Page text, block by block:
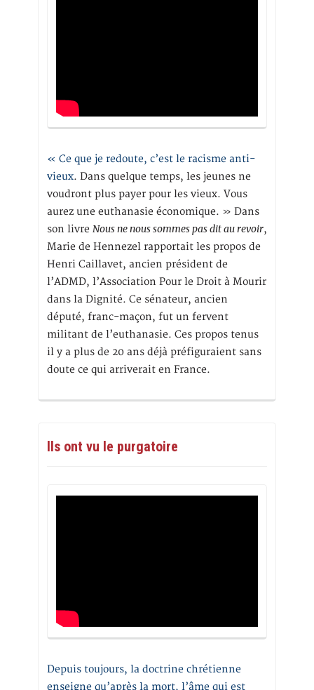
« Ce que je redoute, c’est le racisme anti-
vieux. Dans quelque temps, les jeunes ne
voudront plus payer pour les vieux. Vous
aurez une euthanasie économique. » Dans
son livre Nous ne nous sommes pas dit au revoir,
Marie de Hennezel rapportait les propos de
Henri Caillavet, ancien président de
l’ADMD, l’Association Pour le Droit à Mourir
dans la Dignité. Ce sénateur, ancien
député, franc-maçon, fut un fervent
militant de l’euthanasie. Ces propos tenus
il y a plus de 20 ans déjà préfiguraient sans
doute ce qui arriverait en France.
Ils ont vu le purgatoire
Depuis toujours, la doctrine chrétienne
enseigne qu’après la mort, l’âme qui est